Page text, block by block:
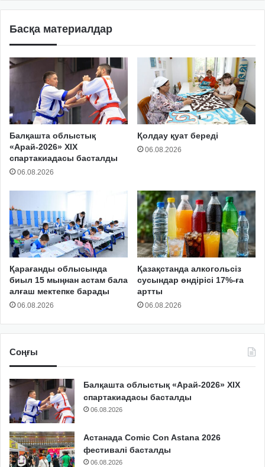
Басқа материалдар
Балқашта облыстық
«Арай-2026» XIX
спартакиадасы басталды
06.08.2026
Қолдау қуат береді
06.08.2026
Қарағанды облысында
биыл 15 мыңнан астам бала
алғаш мектепке барады
06.08.2026
Қазақстанда алкогольсіз
сусындар өндірісі 17%-ға
артты
06.08.2026
Соңғы
Балқашта облыстық «Арай-2026» XIX
спартакиадасы басталды
06.08.2026
Астанада Comic Con Astana 2026
фестивалі басталды
06.08.2026